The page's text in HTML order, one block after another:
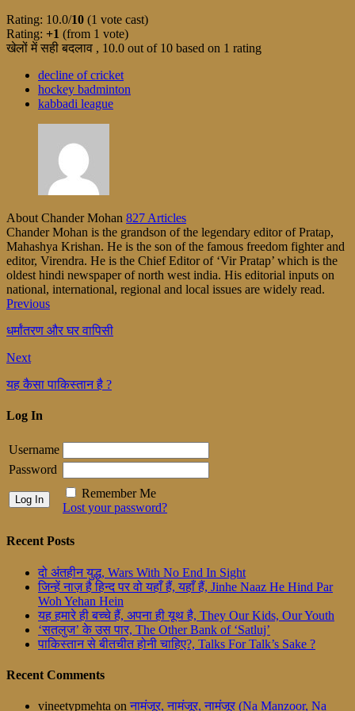
Rating: 10.0/10 (1 vote cast)
Rating: +1 (from 1 vote)
खेलों में सही बदलाव , 10.0 out of 10 based on 1 rating
decline of cricket
hockey badminton
kabbadi league
About Chander Mohan 827 Articles
Chander Mohan is the grandson of the legendary editor of Pratap,
Mahashya Krishan. He is the son of the famous freedom fighter and
editor, Virendra. He is the Chief Editor of ‘Vir Pratap’ which is the
oldest hindi newspaper of north west india. His editorial inputs on
national, international, regional and local issues are widely read.
Previous
धर्मांतरण और घर वापिसी
Next
यह कैसा पाकिस्तान है ?
Log In
Username
Password
Remember Me
Lost your password?
Recent Posts
दो अंतहीन युद्ध, Wars With No End In Sight
जिन्हें नाज़ है हिन्द पर वो यहाँ हैं, यहाँ हैं, Jinhe Naaz He Hind Par
Woh Yehan Hein
यह हमारे ही बच्चे हैं, अपना ही यूथ है, They Our Kids, Our Youth
‘सतलुज’ के उस पार, The Other Bank of ‘Satluj’
पाकिस्तान से बीतचीत होनी चाहिए?, Talks For Talk’s Sake ?
Recent Comments
vineetypmehta on नामंजूर, नामंजूर, नामंजूर (Na Manzoor, Na